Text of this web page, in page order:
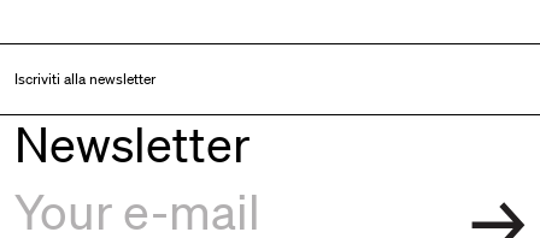
Iscriviti alla newsletter
Newsletter